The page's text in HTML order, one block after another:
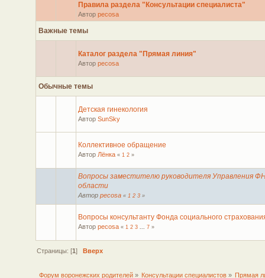
Правила раздела "Консультации специалиста"
Автор pecosa
Важные темы
Каталог раздела "Прямая линия"
Автор pecosa
Обычные темы
Детская гинекология
Автор SunSky
Коллективное обращение
Автор Лёнка « 1 2»
Вопросы заместителю руководителя Управления
области
Автор pecosa « 1 2 3»
Вопросы консультанту Фонда социального
Автор pecosa « 1 2 3 ... 7»
Страницы: [1] Вверх
Форум воронежских родителей» Консультации специалистов » Прямая